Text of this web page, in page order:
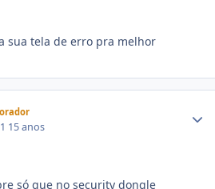
sua tela de erro pra melhor
15 anos
só que no security dongle